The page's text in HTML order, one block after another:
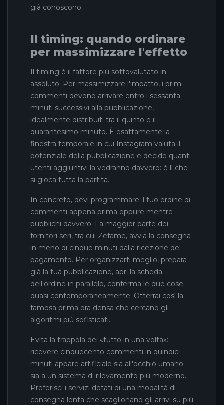
già conoscono.
Il timing: quando ordinare
per massimizzare l'effetto
Il timing è il fattore più sottovalutato in
assoluto. Per massimizzare l'impatto, i primi
commenti devono arrivare entro i sessanta
minuti successivi alla pubblicazione,
idealmente distribuiti tra il quinto e il
quarantesimo minuto. È esattamente la
finestra temporale in cui Instagram valuta il
potenziale della pubblicazione e decide quanti
utenti aggiuntivi la vedranno davvero: è lì che
si gioca tutta la partita.
In concreto, devi programmare il tuo ordine di
commenti appena prima oppure mentre
pubblichi davvero. La maggior parte dei
fornitori seri, tra cui Zefame, avvia la consegna
in meno di cinque minuti dalla ricezione del
pagamento. Per organizzarti meglio, prepara
già la tua pubblicazione, apri la scheda
dell'ordine in parallelo, conferma le due cose
quasi contemporaneamente. Otterrai così la
famosa prima ora densa che cercano gli
algoritmi più sofisticati.
Evita la trappola del «tutto in una volta»:
ricevere cinquecento commenti in quindici
minuti appare artificiale sia all'occhio umano
sia a un sistema di rilevamento più moderno.
Preferisci i servizi dotati di una modalità di
consegna lenta che scaglionano gli arrivi su più